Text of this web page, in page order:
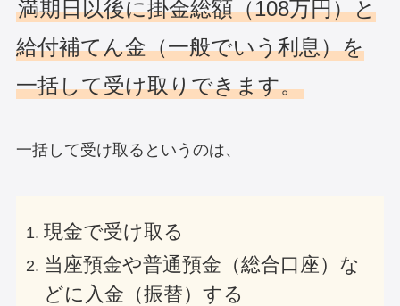
満期日以後に掛金総額（108万円）と
給付補てん金（一般でいう利息）を
一括して受け取りできます。
一括して受け取るというのは、
現金で受け取る
当座預金や普通預金（総合口座）な
どに入金（振替）する